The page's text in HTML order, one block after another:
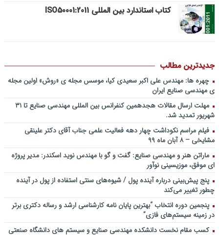
پادکست/ سخنان دکتر سعید رمضانی در خصوص مدیریت دارایی های
فیزیکی
چطور در سازمان ها آینده پژوهی کنیم؟ از کجا شروع کنیم؟ برنامه چه باید
آینده پژوهی – برنامه خندوانه
سخنرانی دکتر دیواندری در خصوص آینده صنعت بانکداری / کنفرانس
ملی توسعه مدیریت پولی و بانکی
بهمن ماه ۹۲
کتاب استاندارد بین المللی ISO50001:2011
جدیدترین مطالب
چهره ها: مهندس علی اکبر سعیدی کیا، موسس مجله ی «روش» اولین مجله
ی مهندسی صنایع ایران
مهلت ارسال مقالات هجدهمین کنفرانس بین المللی مهندسی صنایع تا ۳۱
شهریور تمدید شد.
فیلم مراسم نکوداشت چهار دهه فعالیت علمی جناب آقای دکتر علینقی
مشایخی – ۸ آبان ماه ۹۹
ماراتن هنر و مهندسی صنایع: گفت و گو با مهندس نوید اسکندر: مدیر پروژه
ای موفق، موزیسینی نوآور
پنج پیش‌بینی درباره آینده پول / شیوه‌های سنتی استفاده از پول در آینده
چطور تغییر می‌کند
پنجمین دورۀ انتخاب “بهترین پایان ­نامه کارشناسی­ ارشد و رساله دکتری برتر
در زمینه سیستم‌های فازی”
کسب مقام نخست دانشکده مهندسی صنایع و سیستم های دانشگاه صنعتی